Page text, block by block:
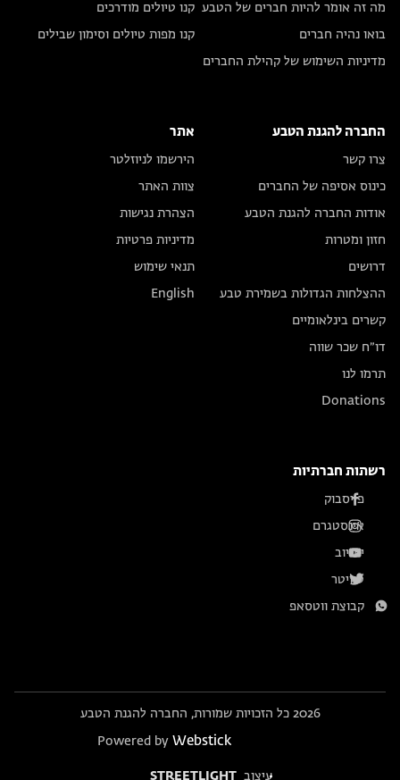
מה זה אומר להיות חברים של הטבע
בואו נהיה חברים
מדיניות השימוש של קהילת החברים
קנו טיולים מודרכים
קנו מפות טיולים וסימון שבילים
החברה להגנת הטבע
צרו קשר
כינוס אסיפה של החברים
אודות החברה להגנת הטבע
חזון ומטרות
דרושים
ההצלחות הגדולות בשמירת טבע
קשרים בינלאומיים
דו״ח שכר שווה
תרמו לנו
Donations
אתר
הירשמו לניוזלטר
צוות האתר
הצהרת נגישות
מדיניות פרטיות
תנאי שימוש
English
רשתות חברתיות
פייסבוק
אינסטגרם
יוטיוב
טוויטר
קבוצת ווטסאפ
2026 כל הזכויות שמורות, החברה להגנת הטבע
Powered by Webstick
עיצוב STREETLIGHT